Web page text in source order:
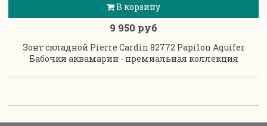
В корзину
9 950 руб
Зонт складной Pierre Cardin 82772 Papilon Aquifer
Бабочки аквамарин - премиальная коллекция